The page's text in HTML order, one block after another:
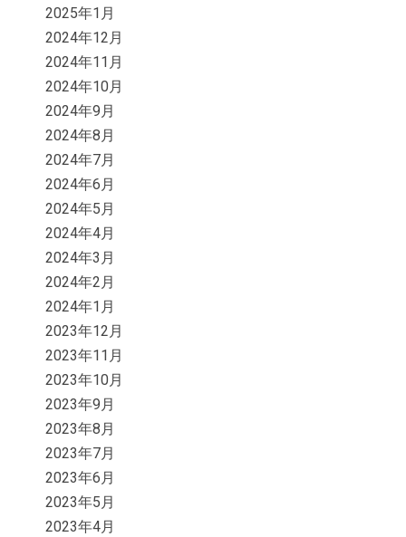
2025年1月
2024年12月
2024年11月
2024年10月
2024年9月
2024年8月
2024年7月
2024年6月
2024年5月
2024年4月
2024年3月
2024年2月
2024年1月
2023年12月
2023年11月
2023年10月
2023年9月
2023年8月
2023年7月
2023年6月
2023年5月
2023年4月